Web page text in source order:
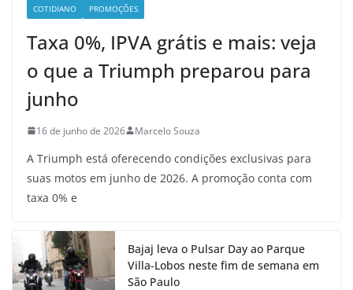
COTIDIANO PROMOÇÕES
Taxa 0%, IPVA grátis e mais: veja
o que a Triumph preparou para
junho
16 de junho de 2026 Marcelo Souza
A Triumph está oferecendo condições exclusivas para
suas motos em junho de 2026. A promoção conta com
taxa 0% e
Bajaj leva o Pulsar Day ao Parque
Villa-Lobos neste fim de semana em
São Paulo